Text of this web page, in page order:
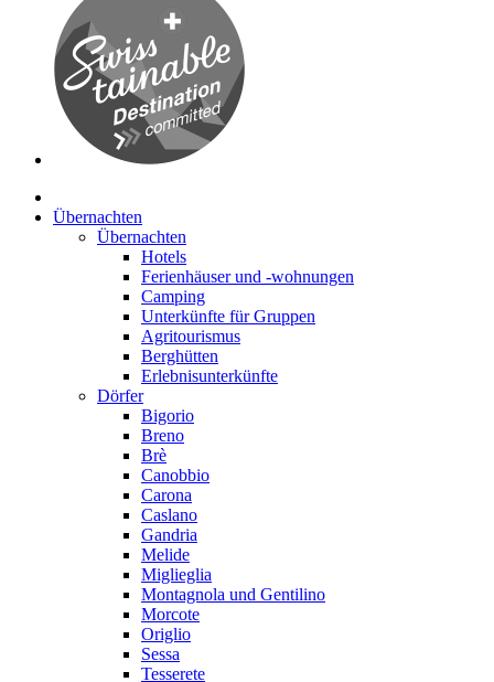
Übernachten
Übernachten
Hotels
Ferienhäuser und -wohnungen
Camping
Unterkünfte für Gruppen
Agritourismus
Berghütten
Erlebnisunterkünfte
Dörfer
Bigorio
Breno
Brè
Canobbio
Carona
Caslano
Gandria
Melide
Miglieglia
Montagnola und Gentilino
Morcote
Origlio
Sessa
Tesserete